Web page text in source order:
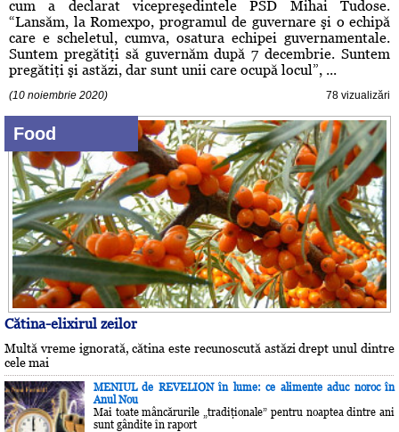
cum a declarat vicepreşedintele PSD Mihai Tudose.
“Lansăm, la Romexpo, programul de guvernare şi o echipă
care e scheletul, cumva, osatura echipei guvernamentale.
Suntem pregătiţi să guvernăm după 7 decembrie. Suntem
pregătiţi şi astăzi, dar sunt unii care ocupă locul”, ...
(10 noiembrie 2020) 78 vizualizări
Food
Cătina-elixirul zeilor
Multă vreme ignorată, cătina este recunoscută astăzi drept unul dintre
cele mai
MENIUL de REVELION în lume: ce alimente aduc noroc în
Anul Nou
Mai toate mâncărurile „tradiţionale” pentru noaptea dintre ani
sunt gândite în raport